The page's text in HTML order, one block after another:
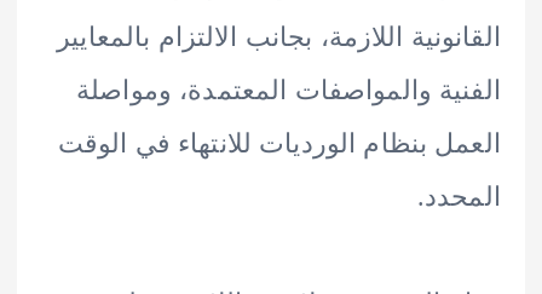
اللازمة، بجانب الالتزام بالمعايير
والمواصفات المعتمدة، ومواصلة
بنظام الورديات للانتهاء في الوقت